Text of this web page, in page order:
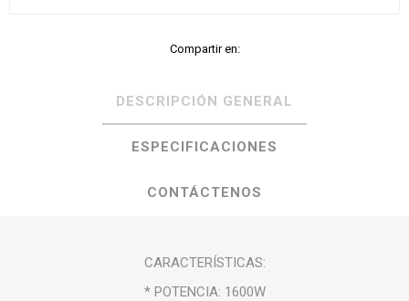
Compartir en:
DESCRIPCIÓN GENERAL
ESPECIFICACIONES
CONTÁCTENOS
CARACTERÍSTICAS:
* POTENCIA: 1600W